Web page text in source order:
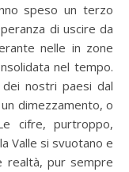
speso un terzo
di uscire da
nelle in zone
nel tempo.
nostri paesi dal
dimezzamento, o
cifre, purtroppo,
Valle si svuotano e
realtà, pur sempre